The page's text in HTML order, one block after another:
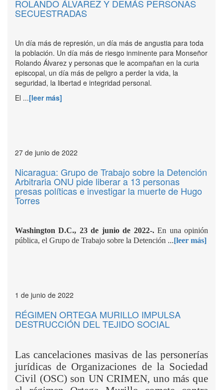
ROLANDO ÁLVAREZ Y DEMÁS PERSONAS
SECUESTRADAS
Un día más de represión, un día más de angustia para toda
la población. Un día más de riesgo inminente para Monseñor
Rolando Álvarez y personas que le acompañan en la curia
episcopal, un día más de peligro a perder la vida, la
seguridad, la libertad e integridad personal.
El ...[leer más]
27 de junio de 2022
Nicaragua: Grupo de Trabajo sobre la Detención
Arbitraria ONU pide liberar a 13 personas
presas políticas e investigar la muerte de Hugo
Torres
Washington D.C., 23 de junio de 2022-.En una opinión
pública, el Grupo de Trabajo sobre la Detención ...[leer más]
1 de junio de 2022
RÉGIMEN ORTEGA MURILLO IMPULSA
DESTRUCCIÓN DEL TEJIDO SOCIAL
Las cancelaciones masivas de las personerías
jurídicas de Organizaciones de la Sociedad
Civil (OSC) son UN CRIMEN, uno más que